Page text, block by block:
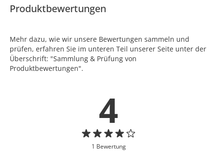
Produktbewertungen
Mehr dazu, wie wir unsere Bewertungen sammeln und
prüfen, erfahren Sie im unteren Teil unserer Seite unter der
Überschrift: "Sammlung & Prüfung von
Produktbewertungen".
4
1 Bewertung